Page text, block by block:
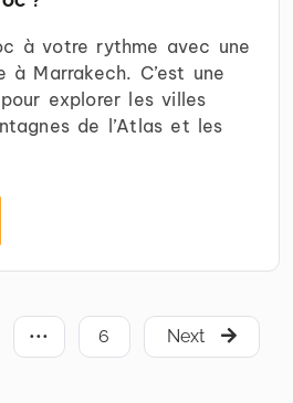
à votre rythme avec une
à Marrakech. C’est une
explorer les villes
de l’Atlas et les
••• 6 Next